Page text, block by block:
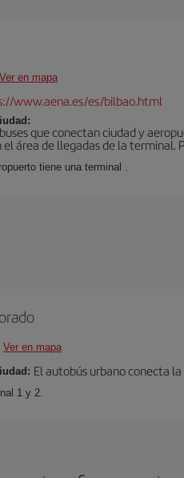
Ver en mapa
www.aena.es/es/bilbao.html
que conectan ciudad y
el área de llegadas de la terminal.
tiene una terminal .
Ver en mapa
El autobús urbano conecta
1 y 2.